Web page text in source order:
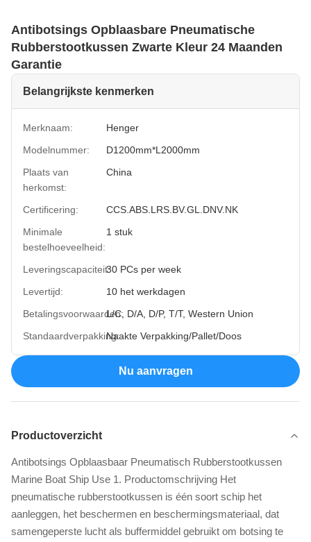
Antibotsings Opblaasbare Pneumatische
Rubberstootkussen Zwarte Kleur 24 Maanden
Garantie
Belangrijkste kenmerken
Merknaam:
Henger
Modelnummer:
D1200mm*L2000mm
Plaats van
herkomst:
China
Certificering:
CCS.ABS.LRS.BV.GL.DNV.NK
Minimale
bestelhoeveelheid:
1 stuk
Leveringscapaciteit:30 PCs per week
Levertijd:
10 het werkdagen
Betalingsvoorwaarden:L/C, D/A, D/P, T/T, Western Union
Standaardverpakking:Naakte Verpakking/Pallet/Doos
Nu aanvragen
Productoverzicht
Antibotsings Opblaasbaar Pneumatisch Rubberstootkussen
Marine Boat Ship Use 1. Productomschrijving Het
pneumatische rubberstootkussen is één soort schip het
aanleggen, het beschermen en beschermingsmateriaal, dat
samengeperste lucht als buffermiddel gebruikt om botsing te